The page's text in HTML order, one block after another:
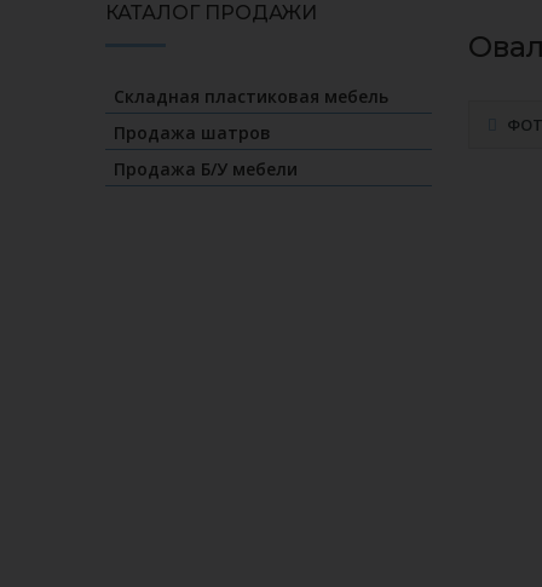
КАТАЛОГ ПРОДАЖИ
Складная пластиковая мебель
Продажа шатров
Продажа Б/У мебели